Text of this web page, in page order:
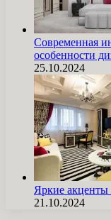
Современная
особенности
25.10.2024
Яркие акценты
21.10.2024